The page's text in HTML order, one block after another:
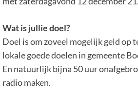
Wat is jullie doel?
Doel is om zoveel mogelijk geld op
lokale goede doelen in gemeente
En natuurlijk bijna 50 uur
radio maken.